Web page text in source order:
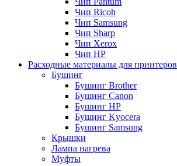
Чип Ricoh
Чип Samsung
Чип Sharp
Чип Xerox
Чип НР
Расходные материалы для принтеров
Бушинг
Бушинг Brother
Бушинг Canon
Бушинг HP
Бушинг Kyocera
Бушинг Samsung
Крышки
Лампа нагрева
Муфты